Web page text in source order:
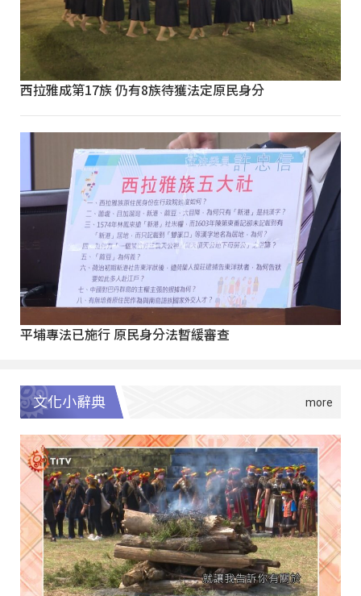
西拉雅成第17族 仍有8族待獲法定原民身分
平埔專法已施行 原民身分法暫緩審查
文化小辭典